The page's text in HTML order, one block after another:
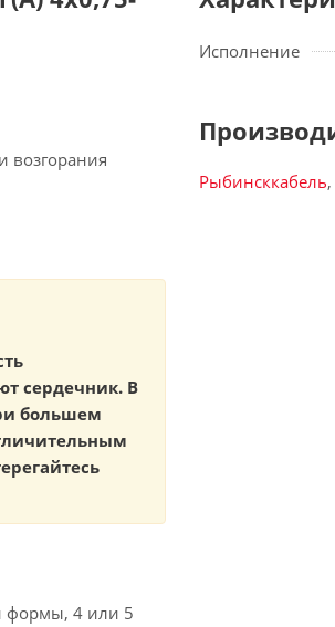
возгорания
сердечник. В
большем
формы, 4 или 5
Исполнение
Рыбинсккабель,